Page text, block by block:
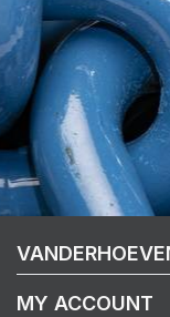
MY ACCOUNT